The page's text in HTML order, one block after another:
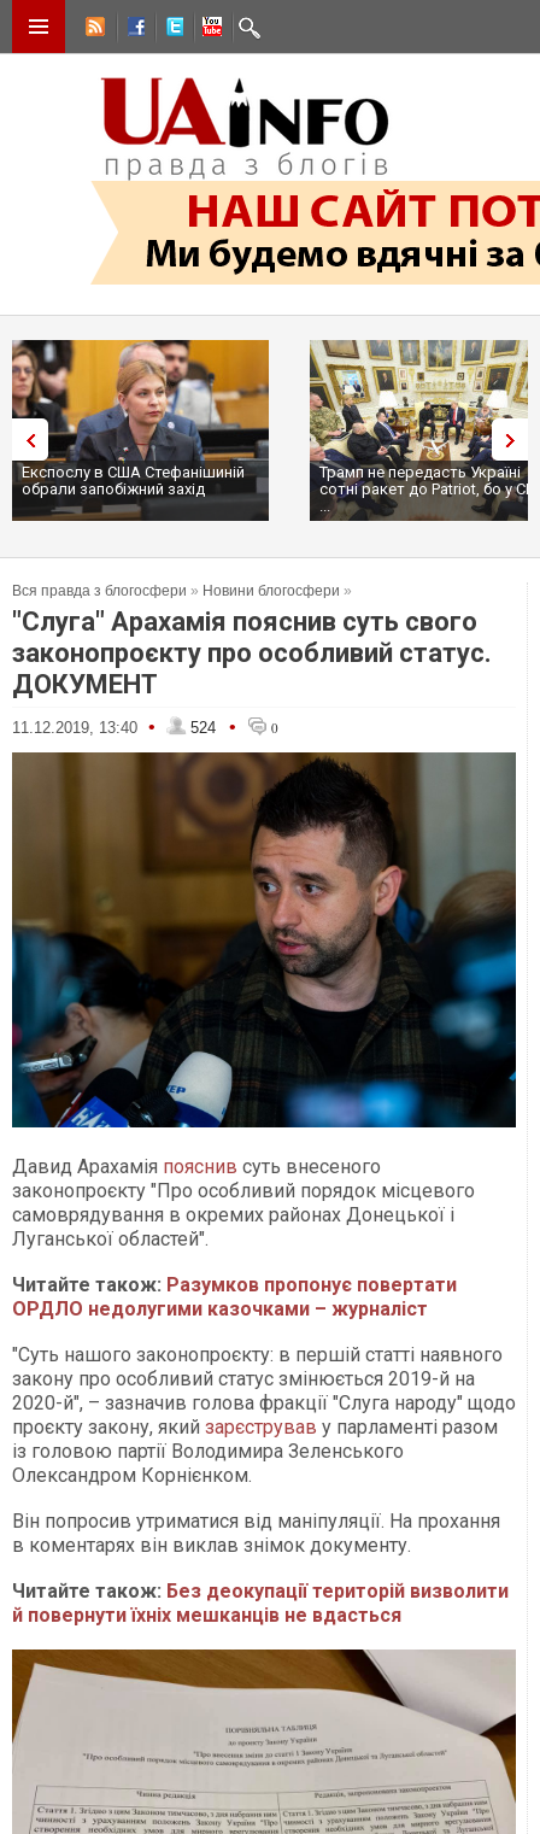
Експослу в США Стефанішиній
обрали запобіжний захід
Трамп не передасть Україні
сотні ракет до Patriot, бо у
...
Вся правда з блогосфери » Новини блогосфери »
"Слуга" Арахамія пояснив суть свого
законопроєкту про особливий статус.
ДОКУМЕНТ
11.12.2019, 13:40 • 524 • 0
Давид Арахамія пояснив суть внесеного
законопроєкту "Про особливий порядок місцевого
самоврядування в окремих районах Донецької і
Луганської областей".
Читайте також: Разумков пропонує повертати
ОРДЛО недолугими казочками – журналіст
"Суть нашого законопроєкту: в першій статті наявного
закону про особливий статус змінюється 2019-й на
2020-й", – зазначив голова фракції "Слуга народу" щодо
проєкту закону, який зарєстрував у парламенті разом
із головою партії Володимира Зеленського
Олександром Корнієнком.
Він попросив утриматися від маніпуляції. На прохання
в коментарях він виклав знімок документу.
Читайте також: Без деокупації територій визволити
й повернути їхніх мешканців не вдасться